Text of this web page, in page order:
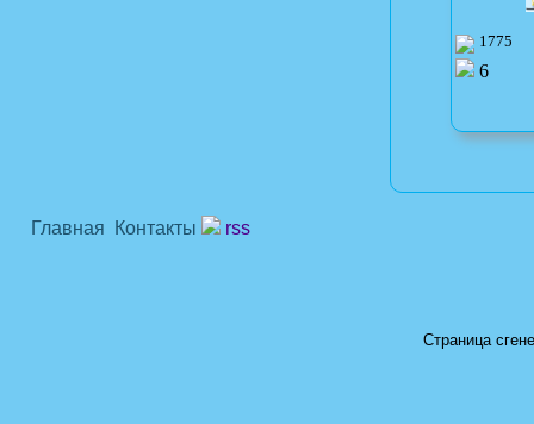
1775
6
Главная Контакты rss
Страница